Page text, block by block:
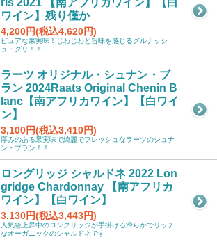
ris 2021 【南アフリカワイン】【白
ワイン】残り僅か
4,200円(税込4,620円)
ピュアな果実味！じわじわと旨味を感じるグルナッシ
ュ・グリ！！
ラーツ オリジナル・シュナン・ブ
ラン 2024Raats Original Chenin B
lanc【南アフリカワイン】【白ワイ
ン】
3,100円(税込3,410円)
厚みのある果実味で綺麗でフレッシュなラーツのシュナ
ン・ブラン！！
ロングリッジ シャルドネ 2022 Lon
gridge Chardonnay 【南アフリカ
ワイン】【白ワイン】
3,130円(税込3,443円)
人気急上昇中のロングリッジが手掛ける滑らかでリッチ
なオーガニックのシャルドネです